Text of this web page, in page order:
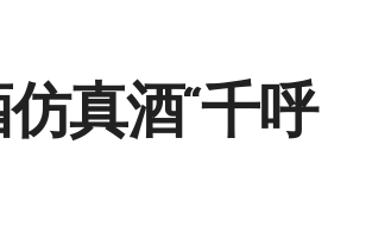
真酒“千呼